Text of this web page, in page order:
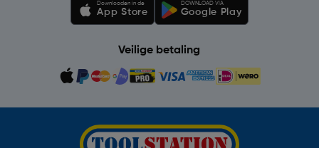
Downloaden in de
App Store
DOWNLOAD VIA
Google Play
Veilige betaling